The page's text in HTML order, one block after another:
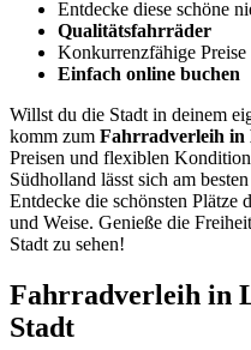
Entdecke diese schöne
Qualitätsfahrräder
Konkurrenzfähige Preise
Einfach online buchen
Willst du die Stadt in deinem
komm zum Fahrradverleih in
Preisen und flexiblen
Südholland lässt sich am
Entdecke die schönsten Plätze
und Weise. Genieße die
Stadt zu sehen!
Fahrradverleih in
Stadt